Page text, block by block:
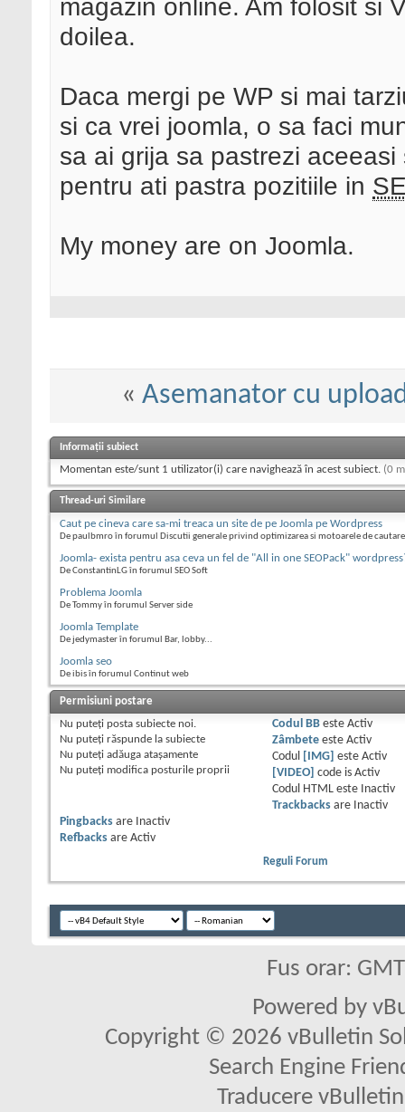
magazin online. Am folosit si
doilea.
Daca mergi pe WP si mai
si ca vrei joomla, o sa faci
sa ai grija sa pastrezi
pentru ati pastra pozitiile in
My money are on Joomla.
« Asemanator cu
Informații subiect
Momentan este/sunt 1 utilizator(i) care navighează în acest subiect. (0
Thread-uri Similare
Caut pe cineva care sa-mi treaca un site de pe Joomla pe Wordpress
De paulbmro în forumul Discutii generale privind optimizarea si motoarele de cautare
Joomla- exista pentru asa ceva un fel de "All in one SEOPack"
De ConstantinLG în forumul SEO Soft
Problema Joomla
De Tommy în forumul Server side
Joomla Template
De jedymaster în forumul Bar, lobby...
Joomla seo
De ibis în forumul Continut web
Permisiuni postare
Nu puteţi posta subiecte noi.
Nu puteţi răspunde la subiecte
Nu puteţi adăuga ataşamente
Nu puteţi modifica posturile proprii
Codul BBeste Activ
Zâmbeteeste Activ
Codul
[IMG] este Activ
[VIDEO]
code is Activ
Codul HTML este
Inactiv
Trackbacksare
Inactiv
Pingbacks are
Inactiv
Refbacks are Activ
Reguli Forum
Fus orar:
Powered by
Copyright © 2026 vBulletin
Search Engine
Traducere